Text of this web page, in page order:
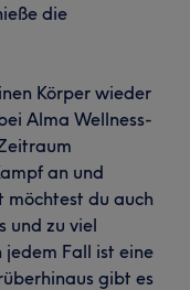
die
Körper wieder
Alma Wellness-
an und
möchtest du auch
und zu viel
jedem Fall ist eine
gibt es